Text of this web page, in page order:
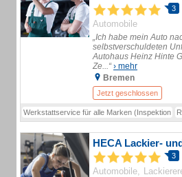
3
Automobile
„Ich habe mein Auto
selbstverschuldeten
Autohaus Heinz Hinte
Ze...“› mehr
Bremen
Jetzt geschlossen
Werkstattservice für alle Marken (Inspektion
3
Automobile